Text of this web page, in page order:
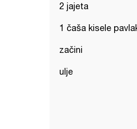
2 jajeta
1 čaša kisele
začini
ulje